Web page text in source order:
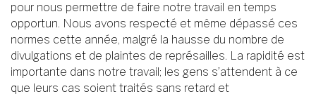
pour nous permettre de faire notre travail en temps
opportun. Nous avons respecté et même dépassé ces
normes cette année, malgré la hausse du nombre de
divulgations et de plaintes de représailles. La rapidité est
importante dans notre travail; les gens s’attendent à ce
que leurs cas soient traités sans retard et